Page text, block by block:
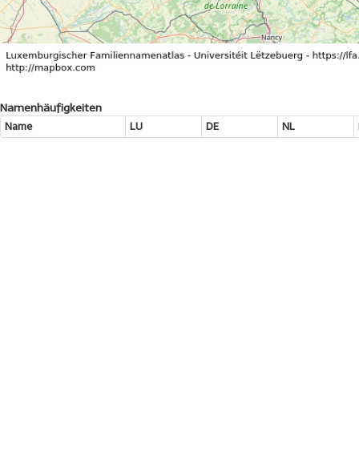
Namenhäufigkeiten
Name LU DE NL